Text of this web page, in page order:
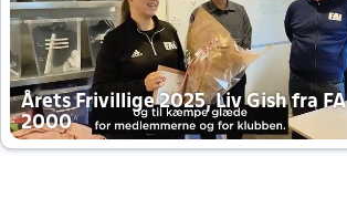
Årets Frivillige 2025, Liv Gish fra FA
2000